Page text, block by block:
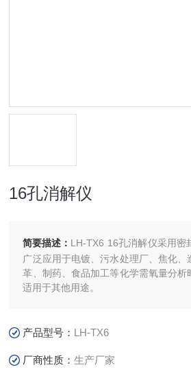
16孔消解仪
简要描述： LH-TX6 16孔消解仪采用密
广泛应用于电镀、污水处理厂、焦化、
革、制药、食品加工等化学需氧量分析
适用于其他用途。
产品型号： LH-TX6
厂商性质：生产厂家